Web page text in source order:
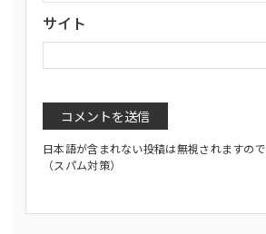
サイト
日本語が含まれない投稿は無視されますので
（スパム対策）